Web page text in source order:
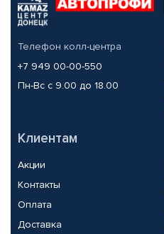
Телефон колл-центра
+7 949 00-00-550
Пн-Вс с 9.00 до 18.00
Клиентам
Акции
Контакты
Оплата
Доставка